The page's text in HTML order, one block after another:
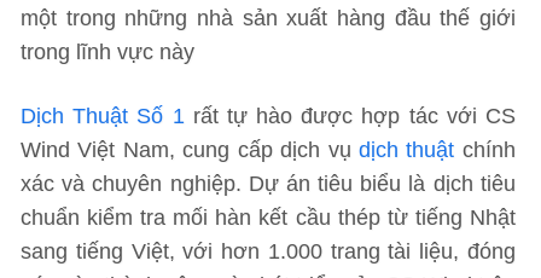
một trong những nhà sản xuất hàng đầu thế giới
trong lĩnh vực này
Dịch Thuật Số 1rất tự hào được hợp tác với CS
Wind Việt Nam, cung cấp dịch vụdịch thuật chính
xác và chuyên nghiệp. Dự án tiêu biểu là dịch tiêu
chuẩn kiểm tra mối hàn kết cầu thép từ tiếng Nhật
sang tiếng Việt, với hơn 1.000 trang tài liệu, đóng